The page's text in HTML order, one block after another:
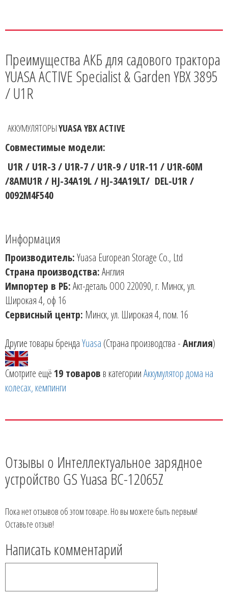
Преимущества АКБ для садового трактора
YUASA ACTIVE Specialist & Garden YBX 3895
/ U1R
АККУМУЛЯТОРЫYUASA YBX ACTIVE
Совместимые модели:
U1R / U1R-3 / U1R-7 / U1R-9 / U1R-11 / U1R-60M
/8AMU1R / HJ-34A19L / HJ-34A19LT/ DEL-U1R /
0092M4F540
Информация
Производитель:Yuasa European Storage Co., Ltd
Страна производства:Англия
Импортер в РБ:Акт-деталь ООО 220090, г. Минск, ул.
Широкая 4, оф 16
Сервисный центр: Минск, ул. Широкая 4, пом. 16
Другие товары брендаYuasa (Страна производства -Англия)
Смотрите ещё19 товаров в категорииАккумулятор дома на
колесах, кемпинги
Отзывы о Интеллектуальное зарядное
устройство GS Yuasa BC-12065Z
Пока нет отзывов об этом товаре. Но вы можете быть первым!
Оставьте отзыв!
Написать комментарий